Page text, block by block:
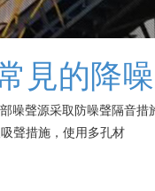
見的降
噪聲源采取防噪聲隔音措
聲措施，使用多孔材